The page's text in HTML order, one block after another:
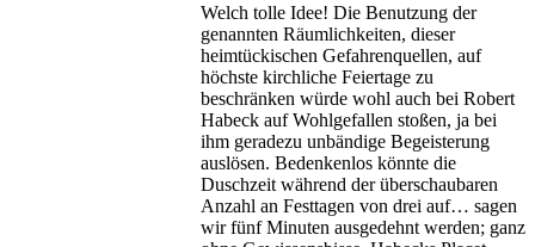
Welch tolle Idee! Die Benutzung der
genannten Räumlichkeiten, dieser
heimtückischen Gefahrenquellen, auf
höchste kirchliche Feiertage zu
beschränken würde wohl auch bei Robert
Habeck auf Wohlgefallen stoßen, ja bei
ihm geradezu unbändige Begeisterung
auslösen. Bedenkenlos könnte die
Duschzeit während der überschaubaren
Anzahl an Festtagen von drei auf… sagen
wir fünf Minuten ausgedehnt werden; ganz